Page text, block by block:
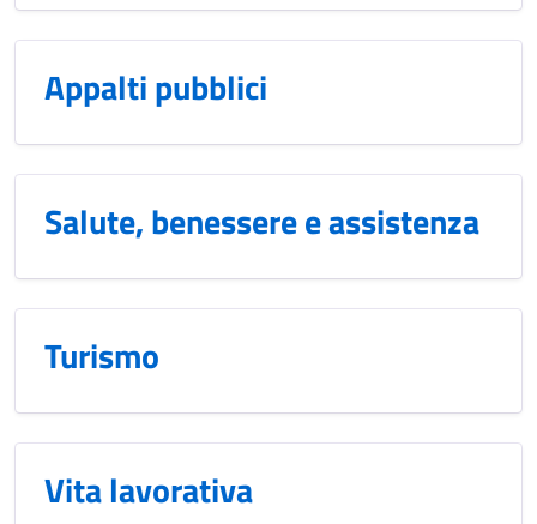
Appalti pubblici
Salute, benessere e assistenza
Turismo
Vita lavorativa